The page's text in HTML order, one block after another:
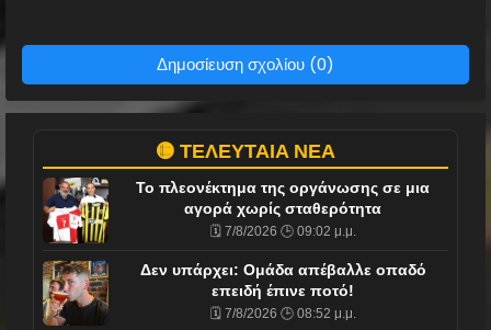
Δημοσίευση σχολίου (0)
🟡 ΤΕΛΕΥΤΑΙΑ ΝΕΑ
Το πλεονέκτημα της οργάνωσης σε μια
αγορά χωρίς σταθερότητα
🗓️ 7/8/2026 🕒 09:02 μ.μ.
Δεν υπάρχει: Ομάδα απέβαλλε οπαδό
επειδή έπινε ποτό!
🗓️ 7/8/2026 🕒 08:52 μ.μ.